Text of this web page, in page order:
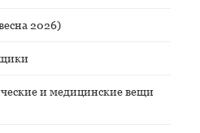
2026)
и медицинские вещи